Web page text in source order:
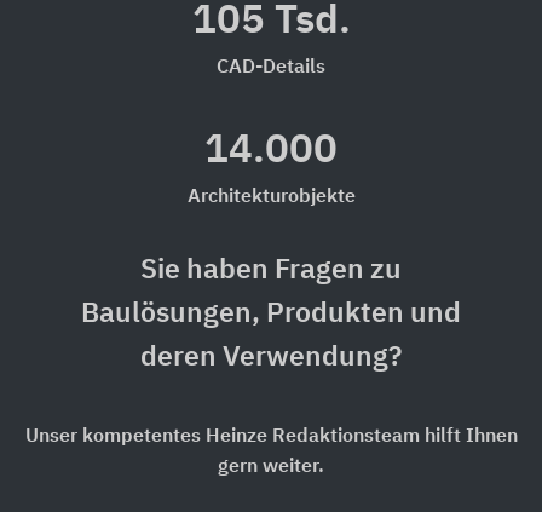
105 Tsd.
CAD-Details
14.000
Architekturobjekte
Sie haben Fragen zu
Baulösungen, Produkten und
deren Verwendung?
Unser kompetentes Heinze Redaktionsteam hilft Ihnen
gern weiter.